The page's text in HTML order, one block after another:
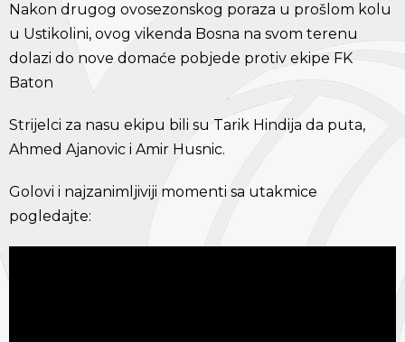
Nakon drugog ovosezonskog poraza u prošlom kolu
u Ustikolini, ovog vikenda Bosna na svom terenu
dolazi do nove domaće pobjede protiv ekipe FK
Baton
Strijelci za nasu ekipu bili su Tarik Hindija da puta,
Ahmed Ajanovic i Amir Husnic.
Golovi i najzanimljiviji momenti sa utakmice
pogledajte: